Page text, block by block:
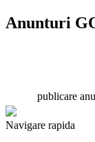
Anunturi
publicare
Navigare rapida